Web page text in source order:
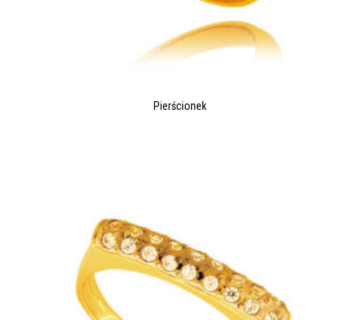
Pierścionek